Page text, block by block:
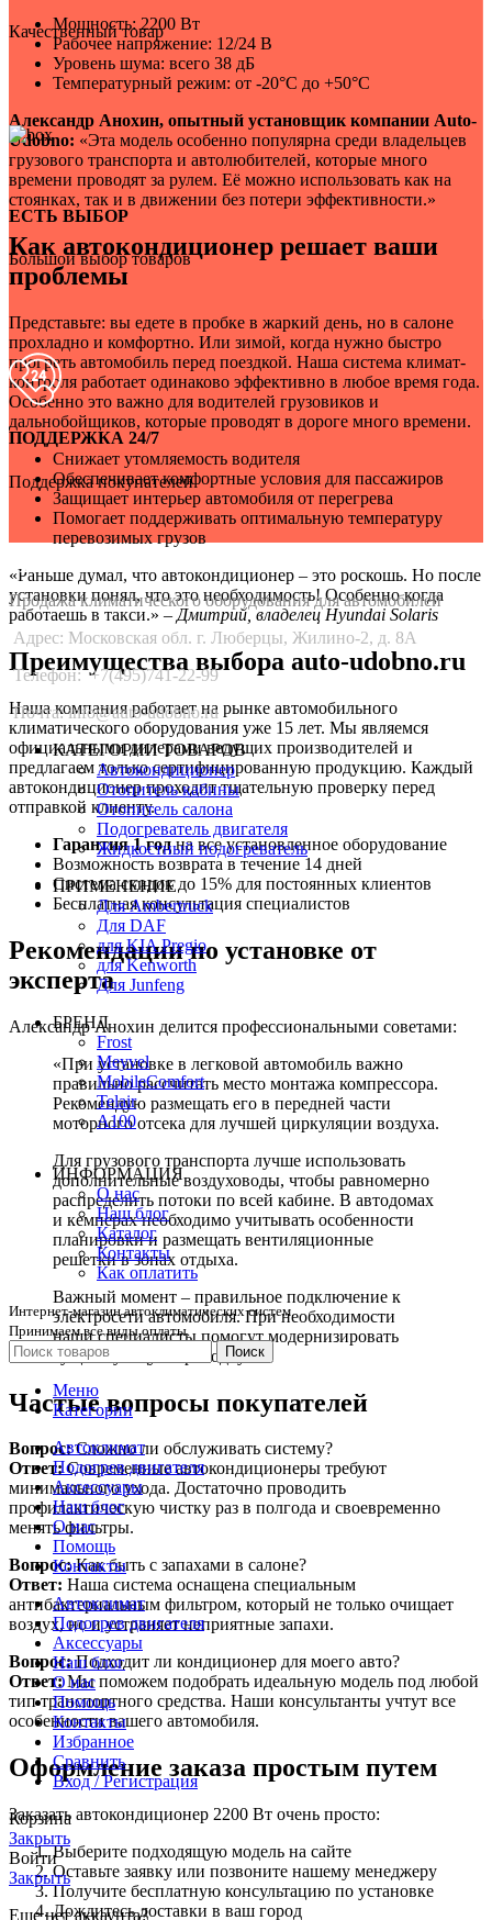
Мощность: 2200 Вт
Рабочее напряжение: 12/24 В
Уровень шума: всего 38 дБ
Температурный режим: от -20°C до +50°C
Александр Анохин, опытный установщик компании Auto-
Udobno: «Эта модель особенно популярна среди владельцев
грузового транспорта и автолюбителей, которые много
времени проводят за рулем. Её можно использовать как на
стоянках, так и в движении без потери эффективности.»
Как автокондиционер решает ваши
проблемы
Представьте: вы едете в пробке в жаркий день, но в салоне
прохладно и комфортно. Или зимой, когда нужно быстро
прогреть автомобиль перед поездкой. Наша система климат-
контроля работает одинаково эффективно в любое время года.
Особенно это важно для водителей грузовиков и
дальнобойщиков, которые проводят в дороге много времени.
Снижает утомляемость водителя
Обеспечивает комфортные условия для пассажиров
Защищает интерьер автомобиля от перегрева
Помогает поддерживать оптимальную температуру
перевозимых грузов
«Раньше думал, что автокондиционер – это роскошь. Но после
установки понял, что это необходимость! Особенно когда
работаешь в такси.» – Дмитрий, владелец Hyundai Solaris
Преимущества выбора auto-udobno.ru
Наша компания работает на рынке автомобильного
климатического оборудования уже 15 лет. Мы являемся
официальными дилерами ведущих производителей и
предлагаем только сертифицированную продукцию. Каждый
автокондиционер проходит тщательную проверку перед
отправкой клиенту.
Гарантия 1 годна все установленное оборудование
Возможность возврата в течение 14 дней
Система скидок до 15% для постоянных клиентов
Бесплатная консультация специалистов
Рекомендации по установке от
эксперта
Александр Анохин делится профессиональными советами:
«При установке в легковой автомобиль важно
правильно рассчитать место монтажа компрессора.
Рекомендую размещать его в передней части
моторного отсека для лучшей циркуляции воздуха.
Для грузового транспорта лучше использовать
дополнительные воздуховоды, чтобы равномерно
распределить потоки по всей кабине. В автодомах
и кемперах необходимо учитывать особенности
планировки и размещать вентиляционные
решетки в зонах отдыха.
Важный момент – правильное подключение к
электросети автомобиля. При необходимости
наши специалисты помогут модернизировать
существующую проводку.»
Частые вопросы покупателей
Вопрос:Сложно ли обслуживать систему?
Ответ:Современные автокондиционеры требуют
минимального ухода. Достаточно проводить
профилактическую чистку раз в полгода и своевременно
менять фильтры.
Вопрос:Как быть с запахами в салоне?
Ответ: Наша система оснащена специальным
антибактериальным фильтром, который не только очищает
воздух, но и устраняет неприятные запахи.
Вопрос:Подходит ли кондиционер для моего авто?
Ответ:Мы поможем подобрать идеальную модель под любой
тип транспортного средства. Наши консультанты учтут все
особенности вашего автомобиля.
Оформление заказа простым путем
Заказать автокондиционер 2200 Вт очень просто:
Выберите подходящую модель на сайте
Оставьте заявку или позвоните нашему менеджеру
Получите бесплатную консультацию по установке
Дождитесь доставки в ваш город
Качественный товар
ЕСТЬ ВЫБОР
Большой выбор товаров
ПОДДЕРЖКА 24/7
Поддержка покупателей
Auto-Udobno
Продажа климатического оборудования для автомобилей
Адрес: Московская обл. г. Люберцы, Жилино-2, д. 8A
Телефон:+7(495)741-22-99
Почта: info@auto-udobno.ru
КАТЕГОРИИ ТОВАРОВ
Автокондиционер
Отопитель кабины
Отопитель салона
Подогреватель двигателя
Жидкостный подогреватель
ПРИМЕНЕНИЕ
Для Ambertruck
Для DAF
для KIA Pregio
для Kenworth
Для Junfeng
БРЕНД
Frost
Meyvel
MobileComfort
Telair
А100
ИНФОРМАЦИЯ
О нас
Наш блог
Каталог
Контакты
Как оплатить
Интернет-магазин автоклиматических систем.
Принимаем все виды оплаты.
Поиск
Меню
Категории
Автоклимат
Подогрев двигателя
Аксессуары
Наш блог
О нас
Помощь
Контакты
Автоклимат
Подогрев двигателя
Аксессуары
Наш блог
О нас
Помощь
Контакты
Избранное
Сравнить
Вход / Регистрация
Корзина
Закрыть
Войти
Закрыть
Еще нет аккаунта?